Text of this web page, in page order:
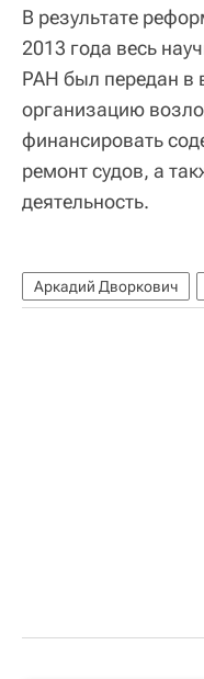
В результате
2013 года весь
РАН был передан в
организацию
финансировать
ремонт судов, а
деятельность.
Аркадий Дворкович